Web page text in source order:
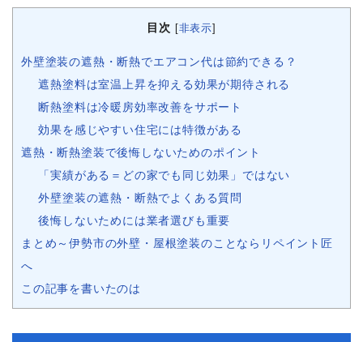
目次 [非表示]
外壁塗装の遮熱・断熱でエアコン代は節約できる？
遮熱塗料は室温上昇を抑える効果が期待される
断熱塗料は冷暖房効率改善をサポート
効果を感じやすい住宅には特徴がある
遮熱・断熱塗装で後悔しないためのポイント
「実績がある＝どの家でも同じ効果」ではない
外壁塗装の遮熱・断熱でよくある質問
後悔しないためには業者選びも重要
まとめ～伊勢市の外壁・屋根塗装のことならリペイント匠
へ
この記事を書いたのは